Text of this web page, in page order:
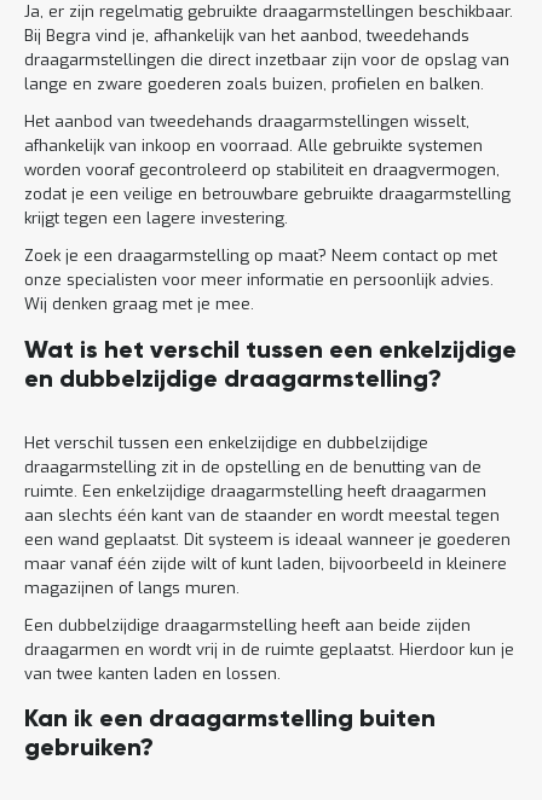
Ja, er zijn regelmatig gebruikte draagarmstellingen beschikbaar.
Bij Begra vind je, afhankelijk van het aanbod, tweedehands
draagarmstellingen die direct inzetbaar zijn voor de opslag van
lange en zware goederen zoals buizen, profielen en balken.
Het aanbod van tweedehands draagarmstellingen wisselt,
afhankelijk van inkoop en voorraad. Alle gebruikte systemen
worden vooraf gecontroleerd op stabiliteit en draagvermogen,
zodat je een veilige en betrouwbare gebruikte draagarmstelling
krijgt tegen een lagere investering.
Zoek je een draagarmstelling op maat? Neem contact op met
onze specialisten voor meer informatie en persoonlijk advies.
Wij denken graag met je mee.
Wat is het verschil tussen een enkelzijdige
en dubbelzijdige draagarmstelling?
Het verschil tussen een enkelzijdige en dubbelzijdige
draagarmstelling zit in de opstelling en de benutting van de
ruimte. Een enkelzijdige draagarmstelling heeft draagarmen
aan slechts één kant van de staander en wordt meestal tegen
een wand geplaatst. Dit systeem is ideaal wanneer je goederen
maar vanaf één zijde wilt of kunt laden, bijvoorbeeld in kleinere
magazijnen of langs muren.
Een dubbelzijdige draagarmstelling heeft aan beide zijden
draagarmen en wordt vrij in de ruimte geplaatst. Hierdoor kun je
van twee kanten laden en lossen.
Kan ik een draagarmstelling buiten
gebruiken?